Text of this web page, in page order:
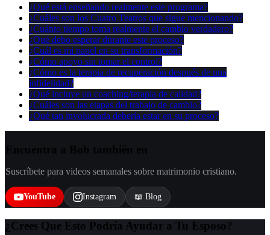
¿Qué está enseñando realmente este programa?
¿Cuáles son los Cuatro Teatros que sigue mencionando?
¿Cuánto tiempo toma realmente el cambio verdadero?
¿Qué debo esperar durante este proceso?
¿Cuál es mi papel en su transformación?
¿Cómo apoyo sin tomar el control?
¿Cómo es la terapia de recuperación después de una
infidelidad?
¿Qué incluye un coaching/terapia de calidad?
¿Cuáles son las etapas del trabajo de cambio?
¿Qué tan involucrada debería estar en su proceso?
Suscríbete para videos semanales sobre matrimonio cristiano.
YouTube Instagram 📖 Blog
¿Crees Que Esto Podría Ayudar a Tu Esposo?